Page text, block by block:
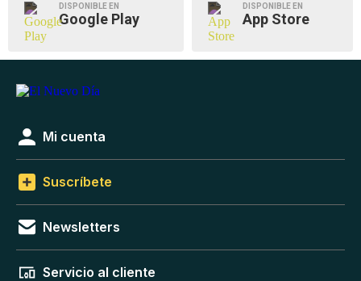
DISPONIBLE EN
Google Play
DISPONIBLE EN
App Store
Mi cuenta
Suscríbete
Newsletters
Servicio al cliente